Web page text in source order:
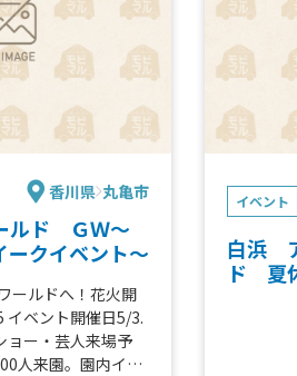
香川県 丸亀市
ルド ＧＷ～
ークイベント～
ールドへ！花火開
人来園。園内イベ
イベント
白浜
ド 夏